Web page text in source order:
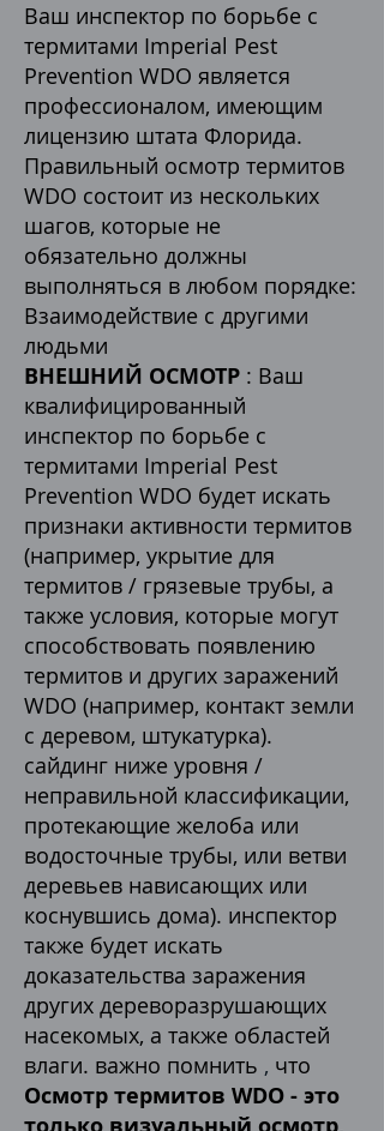
Ваш инспектор по борьбе с
термитами Imperial Pest
Prevention WDO является
профессионалом, имеющим
лицензию штата Флорида.
Правильный осмотр термитов
WDO состоит из нескольких
шагов, которые не
обязательно должны
выполняться в любом порядке:
Взаимодействие с другими
людьми
ВНЕШНИЙ ОСМОТР : Ваш
квалифицированный
инспектор по борьбе с
термитами Imperial Pest
Prevention WDO будет искать
признаки активности термитов
(например, укрытие для
термитов / грязевые трубы, а
также условия, которые могут
способствовать появлению
термитов и других заражений
WDO (например, контакт земли
с деревом, штукатурка).
сайдинг ниже уровня /
неправильной классификации,
протекающие желоба или
водосточные трубы, или ветви
деревьев нависающих или
коснувшись дома). инспектор
также будет искать
доказательства заражения
других дереворазрушающих
насекомых, а также областей
влаги. важно помнить , что
Осмотр термитов WDO - это